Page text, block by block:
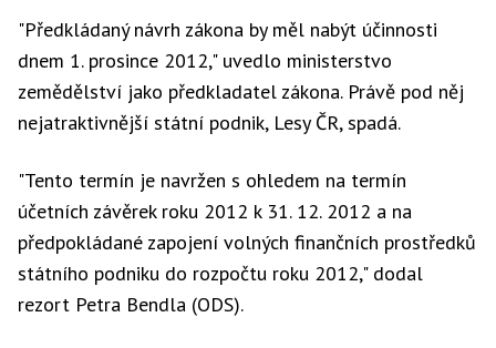
"Předkládaný návrh zákona by měl nabýt účinnosti
dnem 1. prosince 2012," uvedlo ministerstvo
zemědělství jako předkladatel zákona. Právě pod něj
nejatraktivnější státní podnik, Lesy ČR, spadá.
"Tento termín je navržen s ohledem na termín
účetních závěrek roku 2012 k 31. 12. 2012 a na
předpokládané zapojení volných finančních prostředků
státního podniku do rozpočtu roku 2012," dodal
rezort Petra Bendla (ODS).